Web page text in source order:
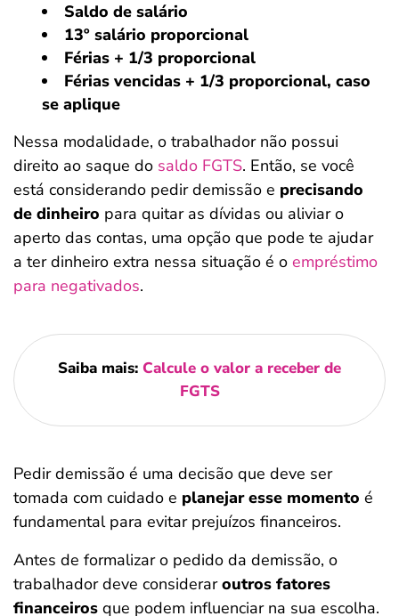
Saldo de salário
13º salário proporcional
Férias + 1/3 proporcional
Férias vencidas + 1/3 proporcional, caso
se aplique
Nessa modalidade, o trabalhador não possui
direito ao saque do saldo FGTS. Então, se você
está considerando pedir demissão e precisando
de dinheiro para quitar as dívidas ou aliviar o
aperto das contas, uma opção que pode te ajudar
a ter dinheiro extra nessa situação é o empréstimo
para negativados.
Saiba mais: Calcule o valor a receber de
FGTS
Pedir demissão é uma decisão que deve ser
tomada com cuidado e planejar esse momento é
fundamental para evitar prejuízos financeiros.
Antes de formalizar o pedido da demissão, o
trabalhador deve consideraroutros fatores
financeiros que podem influenciar na sua escolha.